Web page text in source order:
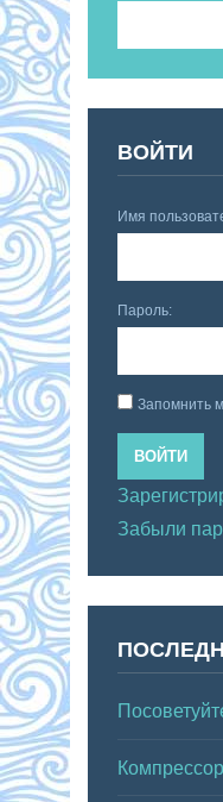
ВОЙТИ
Имя
Пароль:
Запомнить
ВОЙТИ
Забыли